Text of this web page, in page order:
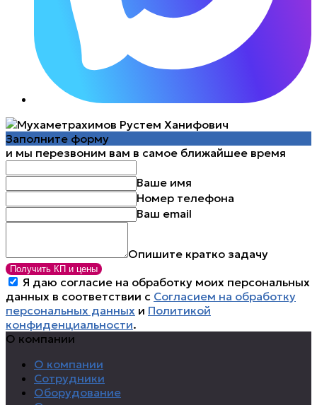
Заполните форму
и мы перезвоним вам в самое ближайшее время
Ваше имя
Номер телефона
Ваш email
Опишите кратко задачу
Получить КП и цены
Я даю согласие на обработку моих персональных
данных в соответствии с Согласием на обработку
персональных данных и Политикой
конфиденциальности.
О компании
О компании
Сотрудники
Оборудование